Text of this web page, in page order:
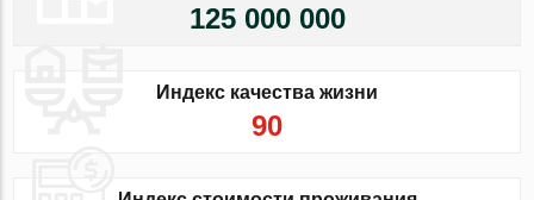
125 000 000
Индекс качества жизни
90